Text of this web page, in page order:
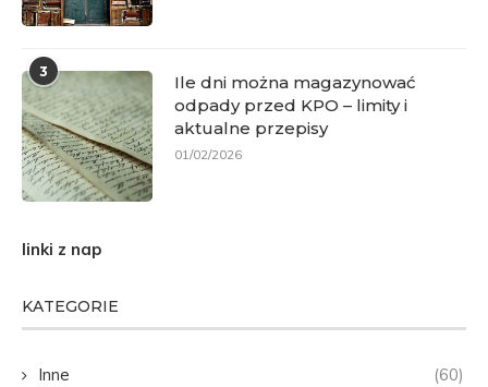
3
Ile dni można magazynować
odpady przed KPO – limity i
aktualne przepisy
01/02/2026
linki z nap
KATEGORIE
Inne (60)